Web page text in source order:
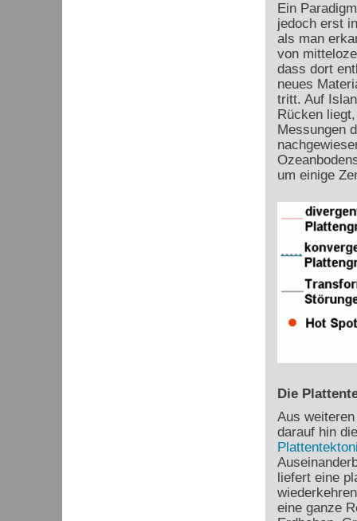
Ein
jedoch erst
als man
von
dass dort
neues
tritt. Auf
Rücken
Messungen
um einige
Die
Aus
darauf hin
liefert eine
eine ganze